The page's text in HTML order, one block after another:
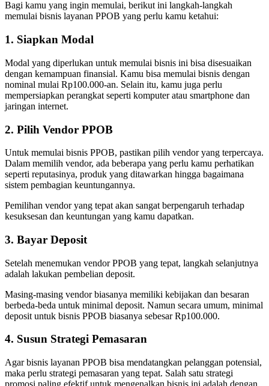
Bagi kamu yang ingin memulai, berikut ini langkah-langkah
memulai bisnis layanan PPOB yang perlu kamu ketahui:
1. Siapkan Modal
Modal yang diperlukan untuk memulai bisnis ini bisa disesuaikan
dengan kemampuan finansial. Kamu bisa memulai bisnis dengan
nominal mulai Rp100.000-an. Selain itu, kamu juga perlu
mempersiapkan perangkat seperti komputer atau smartphone dan
jaringan internet.
2. Pilih Vendor PPOB
Untuk memulai bisnis PPOB, pastikan pilih vendor yang terpercaya.
Dalam memilih vendor, ada beberapa yang perlu kamu perhatikan
seperti reputasinya, produk yang ditawarkan hingga bagaimana
sistem pembagian keuntungannya.
Pemilihan vendor yang tepat akan sangat berpengaruh terhadap
kesuksesan dan keuntungan yang kamu dapatkan.
3. Bayar Deposit
Setelah menemukan vendor PPOB yang tepat, langkah selanjutnya
adalah lakukan pembelian deposit.
Masing-masing vendor biasanya memiliki kebijakan dan besaran
berbeda-beda untuk minimal deposit. Namun secara umum, minimal
deposit untuk bisnis PPOB biasanya sebesar Rp100.000.
4. Susun Strategi Pemasaran
Agar bisnis layanan PPOB bisa mendatangkan pelanggan potensial,
maka perlu strategi pemasaran yang tepat. Salah satu strategi